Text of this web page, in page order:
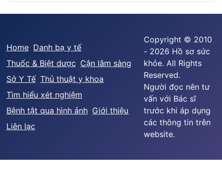
Home Danh bạ y tế
Thuốc & Biệt dược Cận lâm sàng
Sở Y Tế Thủ thuật y khoa
Tìm hiểu xét nghiệm
Bệnh tật qua hình ảnh Giới thiệu
Liên lạc
Copyright © 2010
- 2026 Hồ sơ sức
khỏe. All Rights
Reserved.
Người đọc nên tư
vấn với Bác sĩ
trước khi áp dụng
các thông tin trên
website.